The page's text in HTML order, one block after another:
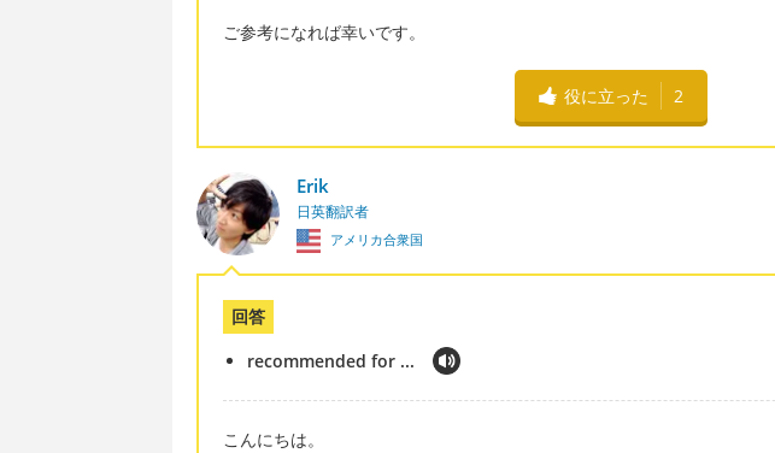
ご参考になれば幸いです。
役に立った 2
Erik
日英翻訳者
アメリカ合衆国
回答
recommended for ...
こんにちは。